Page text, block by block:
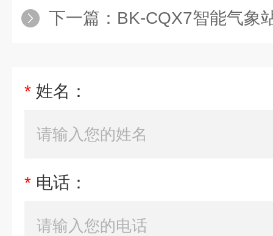
下一篇： BK-CQX7智能气象
* 姓名：
* 电话：